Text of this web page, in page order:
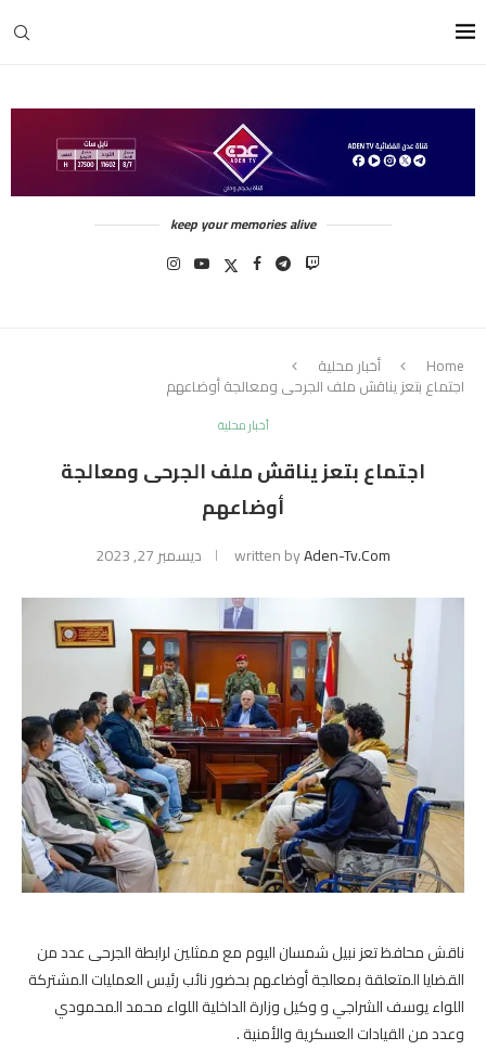
keep your memories alive
Home أخبار محلية
اجتماع بتعز يناقش ملف الجرحى ومعالجة أوضاعهم
أخبار محلية
اجتماع بتعز يناقش ملف الجرحى ومعالجة
أوضاعهم
written byAden-Tv.com ديسمبر 27, 2023
ناقش محافظ تعز نبيل شمسان اليوم مع ممثلين لرابطة الجرحى عدد من
القضايا المتعلقة بمعالجة أوضاعهم بحضور نائب رئيس العمليات المشتركة
اللواء يوسف الشراجي و وكيل وزارة الداخلية اللواء محمد المحمودي
وعدد من القيادات العسكرية والأمنية .